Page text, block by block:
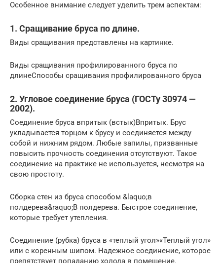
Особенное внимание следует уделить трем аспектам:
1. Сращивание бруса по длине.
Виды сращивания представлены на картинке.
Виды сращивания профилированного бруса по
длинеСпособы сращивания профилированного бруса
2. Угловое соединение бруса (ГОСТу 30974 —
2002).
Соединение бруса впритык (встык)Впритык. Брус
укладывается торцом к брусу и соединяется между
собой и нижним рядом. Любые запилы, призванные
повысить прочность соединения отсутствуют. Такое
соединение на практике не используется, несмотря на
свою простоту.
Сборка стен из бруса способом &laquo;в
полдерева&raquo;В полдерева. Быстрое соединение,
которые требует утепления.
Соединение (рубка) бруса в «теплый угол»«Теплый угол»
или с коренным шипом. Надежное соединение, которое
препятствует попаданию холода в помещение.